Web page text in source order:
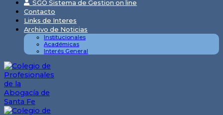
SGO Sistema de Gestion on line
Contacto
Links de Interes
Archivo de Noticias
Institucionales
Académicas
Interés General